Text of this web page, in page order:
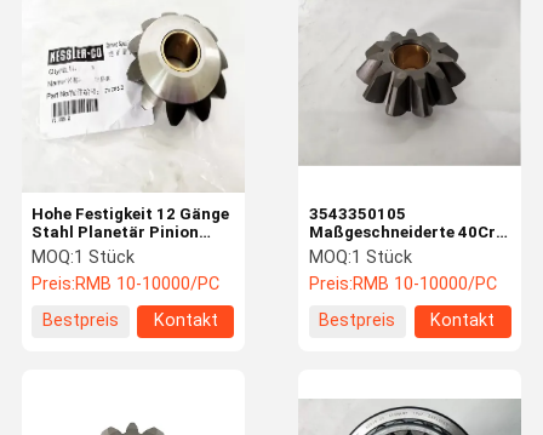
Hohe Festigkeit 12 Gänge
Stahl Planetär Pinion
71.785.2 Genau für
Kalmar Stacker
MOQ:1 Stück
Preis:RMB 10-10000/PC
Bestpreis
Kontakt
3543350105
Maßgeschneiderte 40Cr
12 Zahnräder
Planetenräder Linde
Reach Stacker Teile
MOQ:1 Stück
Preis:RMB 10-10000/PC
Bestpreis
Kontakt